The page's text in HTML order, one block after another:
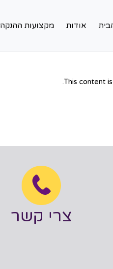
אודות מקצועות ההנקה
This content
צרי קשר